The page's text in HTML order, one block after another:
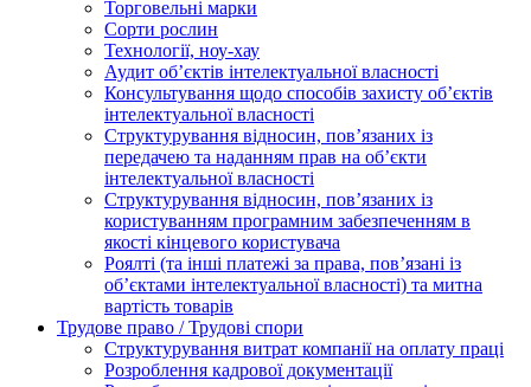
Торговельні марки
Сорти рослин
Технології, ноу-хау
Аудит об’єктів інтелектуальної власності
Консультування щодо способів захисту об’єктів
інтелектуальної власності
Структурування відносин, пов’язаних із
передачею та наданням прав на об’єкти
інтелектуальної власності
Структурування відносин, пов’язаних із
користуванням програмним забезпеченням в
якості кінцевого користувача
Роялті (та інші платежі за права, пов’язані із
об’єктами інтелектуальної власності) та митна
вартість товарів
Трудове право / Трудові спори
Cтруктурування витрат компанії на оплату праці
Розроблення кадрової документації